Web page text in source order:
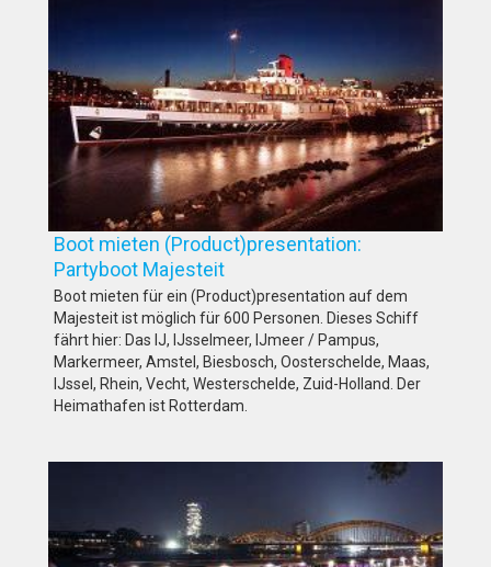
Boot mieten (Product)presentation:
Partyboot Majesteit
Boot mieten für ein (Product)presentation auf dem
Majesteit ist möglich für 600 Personen. Dieses Schiff
fährt hier: Das IJ, IJsselmeer, IJmeer / Pampus,
Markermeer, Amstel, Biesbosch, Oosterschelde, Maas,
IJssel, Rhein, Vecht, Westerschelde, Zuid-Holland. Der
Heimathafen ist Rotterdam.